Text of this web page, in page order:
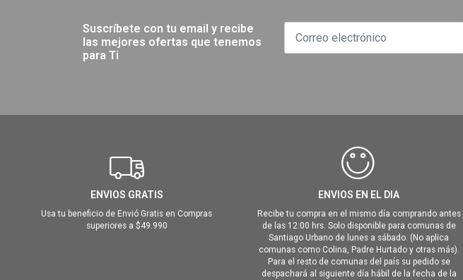
Suscríbete con tu email y recibe
las mejores ofertas que tenemos
para Ti
ENVIOS GRATIS
Usa tu beneficio de Envió Gratis en Compras
superiores a $49.990
ENVIOS EN EL DIA
Recibe tu compra en el mismo día comprando antes
de las 12:00 hrs. Solo disponible para comunas de
Santiago Urbano de lunes a sábado. (No aplica
comunas como Colina, Padre Hurtado y otras más).
Para el resto de comunas del país su pedido se
despachará al siguiente día hábil de la fecha de la